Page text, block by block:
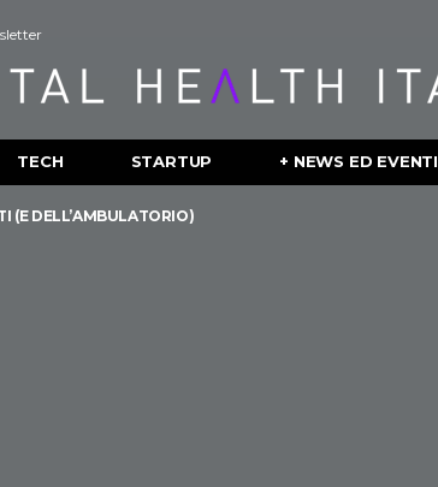
TECH STARTUP + NEWS ED EVENTI
(E DELL’AMBULATORIO)